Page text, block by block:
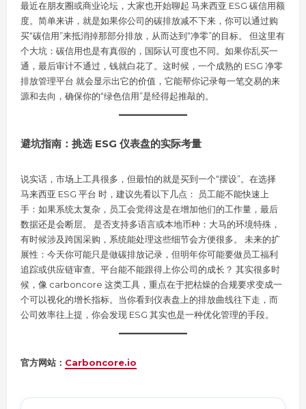
最近在朋友圈或商业论坛，大家也开始聊起 马来西亚 ESG 碳信用额
度。简单来讲，就是如果你公司的碳排放减不下来，你可以通过购
买“碳信用”来抵消掉那部分排放，从而达到“净零”的目标。 但这里有
个大坑：碳信用也是有真假的，国际认可度也不同。如果你乱买一
通，最后审计不通过，钱就白花了。这时候，一个成熟的 ESG 净零
排放管理平台 就会显示出它的价值，它能帮你记录每一笔交易的来
源和去向，确保你的“绿色信用”是经得起推敲的。
避坑指南：挑选 ESG 仪表盘的实际考量
说实话，市场上工具很多，但最怕的就是买到一个“摆设”。在选择
马来西亚 ESG 平台 时，建议先看以下几点： 员工能不能快速上
手：如果系统太复杂，员工会觉得这是在增加他们的工作量，最后
数据还是会断层。 是否支持多语言或本地币种：大马的环境特殊，
有时候涉及跨国采购，系统能处理这些细节会方便很多。 未来的扩
展性：今天你可能只是做碳排放记录，但明年你可能要做员工福利
追踪或供应链审查。平台能不能跟得上你公司的成长？ 其实很多时
候，像 carboncore 这类工具，重点在于把枯燥的合规要求变成一
个可以视化的增长指标。当你看到仪表盘上的排放曲线往下走，而
公司效率往上提，你会发现 ESG 其实也是一种优化管理的手段。
官方网站： Carboncore.io